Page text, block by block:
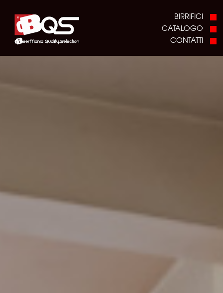
BIRRIFICI
CATALOGO
CONTATTI